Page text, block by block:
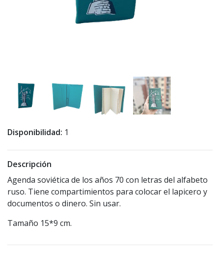
Disponibilidad: 1
Descripción
Agenda soviética de los años 70 con letras del alfabeto
ruso. Tiene compartimientos para colocar el lapicero y
documentos o dinero. Sin usar.
Tamaño 15*9 cm.